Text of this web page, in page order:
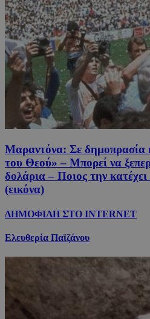
Μαραντόνα: Σε δημοπρασία
του Θεού» – Μπορεί να
δολάρια – Ποιος την
(εικόνα)
ΔΗΜΟΦΙΛΗ ΣΤΟ INTERNET
Ελευθερία Παϊζάνου